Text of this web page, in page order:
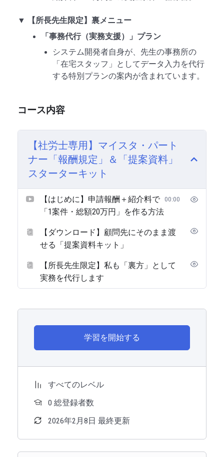
▼ 【所長先生限定】裏メニュー
「事務代行（実務支援）」プラン
システム開発者自身が、先生の事務所の
「在宅スタッフ」としてデータ入力を代行
する特別プランの案内が含まれています。
コース内容
【社労士専用】マイスタ・パート
ナー「報酬規定」＆「提案資料」
スターターキット
【はじめに】申請報酬＋紹介料で
「1案件・総額20万円」を作る方法
00:00
【ダウンロード】顧問先にそのまま渡
せる「提案資料キット」
【所長先生限定】私も「裏方」として
実務を代行します
学習を開始する
すべてのレベル
0 総登録者数
2026年2月8日 最終更新